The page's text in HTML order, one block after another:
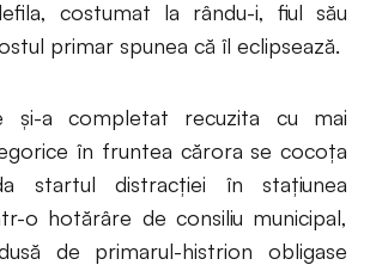
costumat la rându-i, fiul său
primar spunea că îl eclipsează.
și-a completat recuzita cu mai
în fruntea cărora se cocoța
startul distracției în stațiunea
o hotărâre de consiliu municipal,
de primarul-histrion obligase